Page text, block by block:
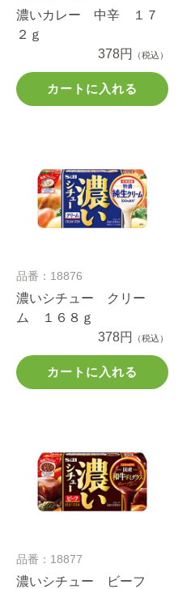
濃いカレー 中辛 １７
２ｇ
378円
（税込）
カートに入れる
品番：18876
濃いシチュー クリー
ム １６８ｇ
378円
（税込）
カートに入れる
品番：18877
濃いシチュー ビーフ